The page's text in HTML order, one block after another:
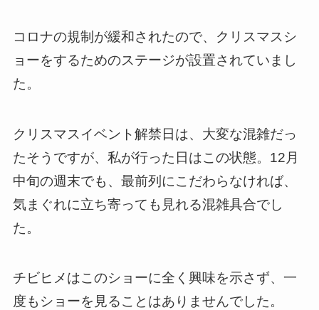
コロナの規制が緩和されたので、クリスマスシ
ョーをするためのステージが設置されていまし
た。
クリスマスイベント解禁日は、大変な混雑だっ
たそうですが、私が行った日はこの状態。12月
中旬の週末でも、最前列にこだわらなければ、
気まぐれに立ち寄っても見れる混雑具合でし
た。
チビヒメはこのショーに全く興味を示さず、一
度もショーを見ることはありませんでした。